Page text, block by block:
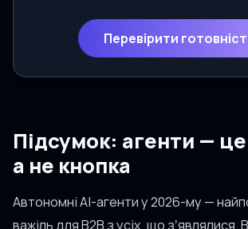
Перевірити
Підсумок: агенти —
а не кнопка
Автономні AI-агенти у 2026-му —
важіль для B2B з усіх, що